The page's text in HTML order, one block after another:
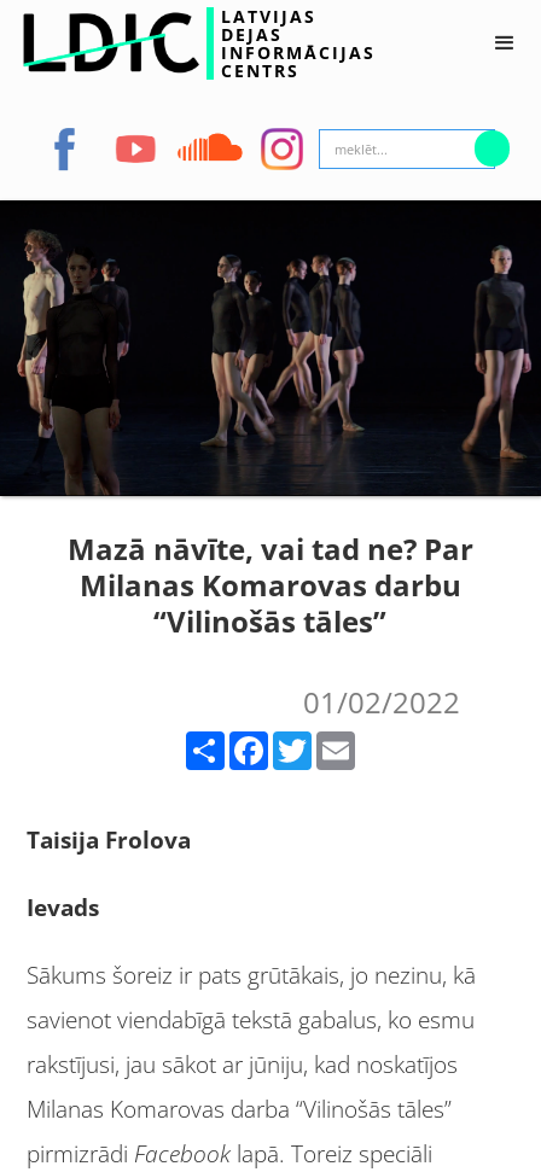
LATVIJAS
DEJAS
INFORMĀCIJAS
CENTRS
Mazā nāvīte, vai tad ne? Par
Milanas Komarovas darbu
“Vilinošās tāles”
01/02/2022
Share Facebook Twitter
Taisija Frolova
Ievads
Sākums šoreiz ir pats grūtākais, jo nezinu, kā
savienot viendabīgā tekstā gabalus, ko esmu
rakstījusi, jau sākot ar jūniju, kad noskatījos
Milanas Komarovas darba “Vilinošās tāles”
pirmizrādi Facebook lapā. Toreiz speciāli